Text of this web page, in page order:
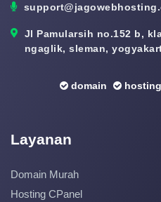
Jl Pamularsih no.152 b,
ngaglik, sleman,
domain hosting
Layanan
Domain Murah
Hosting CPanel